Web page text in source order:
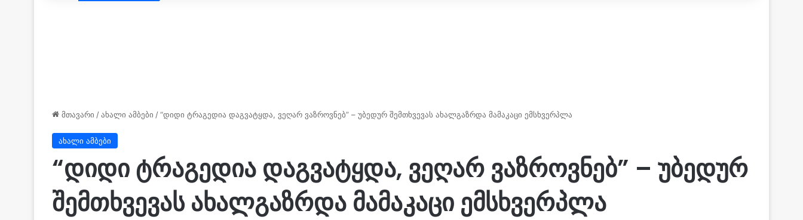
მთავარი /ახალი ამბები /“დიდი ტრაგედია დაგვატყდა, ვეღარ ვაზროვნებ” – უბედურ შემთხვევას ახალგაზრდა მამაკაცი ემსხვერპლა
ახალი ამბები
“დიდი ტრაგედია დაგვატყდა, ვეღარ ვაზროვნებ” – უბედურ
შემთხვევას ახალგაზრდა მამაკაცი ემსხვერპლა